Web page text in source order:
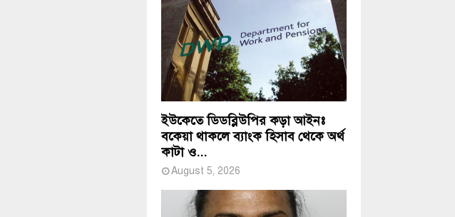
ইউকেতে ডিডব্লিউপির কড়া আইনঃ
বকেয়া থাকলে ব্যাংক হিসাব থেকে অর্থ
কাটা ও...
August 5, 2026